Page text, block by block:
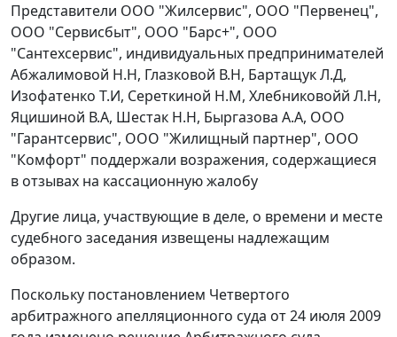
Представители ООО "Жилсервис", ООО "Первенец",
ООО "Сервисбыт", ООО "Барс+", ООО
"Сантехсервис", индивидуальных предпринимателей
Абжалимовой Н.Н, Глазковой В.Н, Бартащук Л.Д,
Изофатенко Т.И, Сереткиной Н.М, Хлебниковойй Л.Н,
Яцишиной В.А, Шестак Н.Н, Быргазова А.А, ООО
"Гарантсервис", ООО "Жилищный партнер", ООО
"Комфорт" поддержали возражения, содержащиеся
в отзывах на кассационную жалобу
Другие лица, участвующие в деле, о времени и месте
судебного заседания извещены надлежащим
образом.
Поскольку постановлением Четвертого
арбитражного апелляционного суда от 24 июля 2009